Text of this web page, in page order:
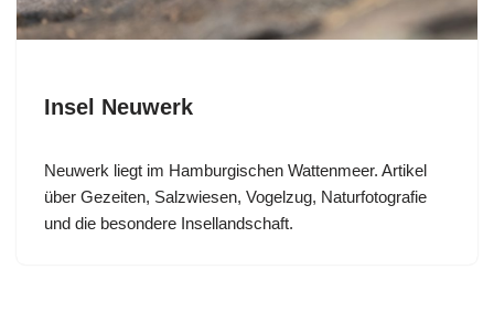
Insel Neuwerk
Neuwerk liegt im Hamburgischen Wattenmeer. Artikel
über Gezeiten, Salzwiesen, Vogelzug, Naturfotografie
und die besondere Insellandschaft.